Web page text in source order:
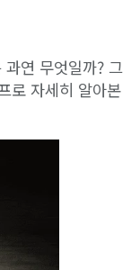
연 무엇일까? 그
로 자세히 알아본